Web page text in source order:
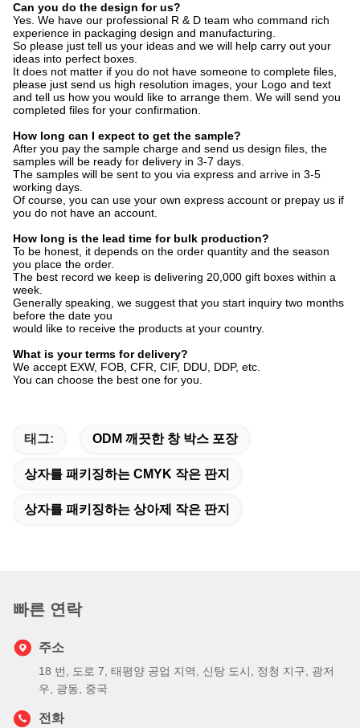
Can you do the design for us?
Yes. We have our professional R & D team who command rich
experience in packaging design and manufacturing.
So please just tell us your ideas and we will help carry out your
ideas into perfect boxes.
It does not matter if you do not have someone to complete files,
please just send us high resolution images, your Logo and text
and tell us how you would like to arrange them. We will send you
completed files for your confirmation.
How long can I expect to get the sample?
After you pay the sample charge and send us design files, the
samples will be ready for delivery in 3-7 days.
The samples will be sent to you via express and arrive in 3-5
working days.
Of course, you can use your own express account or prepay us if
you do not have an account.
How long is the lead time for bulk production?
To be honest, it depends on the order quantity and the season
you place the order.
The best record we keep is delivering 20,000 gift boxes within a
week.
Generally speaking, we suggest that you start inquiry two months
before the date you
would like to receive the products at your country.
What is your terms for delivery?
We accept EXW, FOB, CFR, CIF, DDU, DDP, etc.
You can choose the best one for you.
태그: ODM 깨끗한 창 박스 포장
상자를 패키징하는 CMYK 작은 판지
상자를 패키징하는 상아제 작은 판지
빠른 연락
주소
18 번, 도로 7, 태평양 공업 지역, 신탕 도시, 정청 지구, 광저
우, 광동, 중국
전화